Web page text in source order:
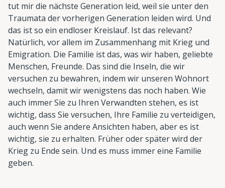
tut mir die nächste Generation leid, weil sie unter den
Traumata der vorherigen Generation leiden wird. Und
das ist so ein endloser Kreislauf. Ist das relevant?
Natürlich, vor allem im Zusammenhang mit Krieg und
Emigration. Die Familie ist das, was wir haben, geliebte
Menschen, Freunde. Das sind die Inseln, die wir
versuchen zu bewahren, indem wir unseren Wohnort
wechseln, damit wir wenigstens das noch haben. Wie
auch immer Sie zu Ihren Verwandten stehen, es ist
wichtig, dass Sie versuchen, Ihre Familie zu verteidigen,
auch wenn Sie andere Ansichten haben, aber es ist
wichtig, sie zu erhalten. Früher oder später wird der
Krieg zu Ende sein. Und es muss immer eine Familie
geben.